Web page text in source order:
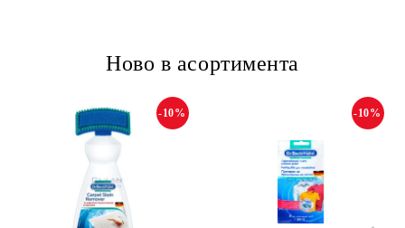
Ново в асортимента
-10% -10%